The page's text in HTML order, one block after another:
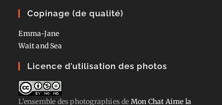
Copinage (de qualité)
Emma-Jane
Wait and Sea
Licence d’utilisation des photos
L'ensemble des photographiesde Mon Chat Aime la